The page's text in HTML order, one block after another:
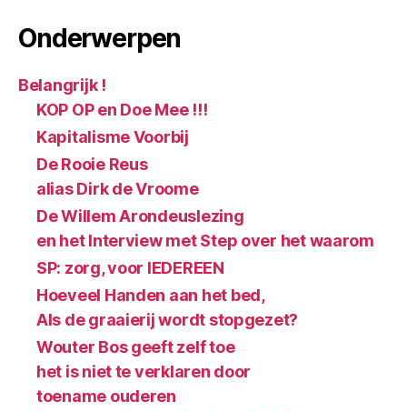
Onderwerpen
Belangrijk !
KOP OP en Doe Mee !!!
Kapitalisme Voorbij
De Rooie Reus
alias Dirk de Vroome
De Willem Arondeuslezing
en het Interview met Step over het waarom
SP: zorg, voor IEDEREEN
Hoeveel Handen aan het bed,
Als de graaierij wordt stopgezet?
Wouter Bos geeft zelf toe
het is niet te verklaren door
toename ouderen